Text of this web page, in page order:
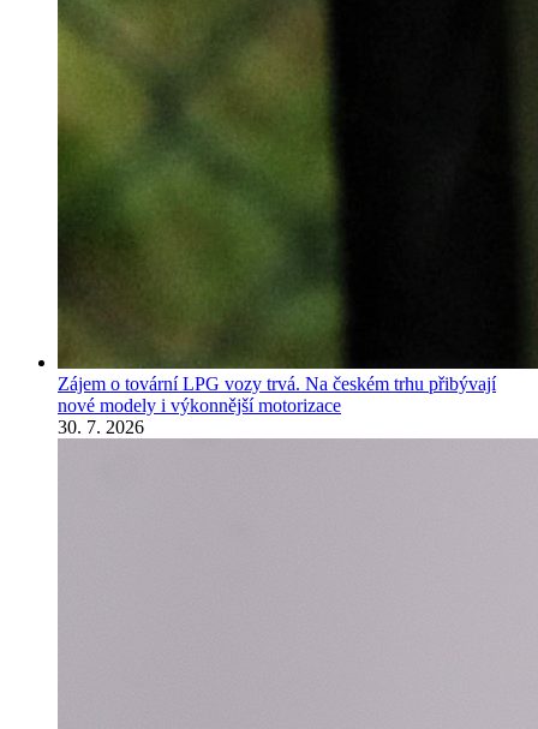
Zájem o tovární LPG vozy trvá. Na českém trhu přibývají
nové modely i výkonnější motorizace
30. 7. 2026